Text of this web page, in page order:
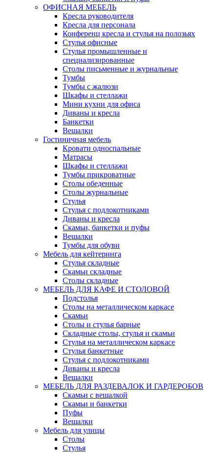
ОФИСНАЯ МЕБЕЛЬ
Кресла руководителя
Кресла для персонала
Конференц кресла и стулья на полозьях
Стулья офисные
Стулья промышленные и
специализированные
Столы письменные и журнальные
Тумбы
Тумбы с жалюзи
Шкафы и стеллажи
Мини кухни для офиса
Диваны и кресла
Банкетки
Вешалки
Гостиничная мебель
Кровати односпальные
Матрасы
Шкафы и стеллажи
Тумбы прикроватные
Столы обеденные
Столы журнальные
Стулья
Стулья с подлокотниками
Диваны и кресла
Скамьи, банкетки и пуфы
Вешалки
Тумбы для обуви
Мебель для кейтеринга
Стулья складные
Скамьи складные
Столы складные
МЕБЕЛЬ ДЛЯ КАФЕ И СТОЛОВОЙ
Подстолья
Столы на металлическом каркасе
Скамьи
Столы и стулья барные
Складные столы, стулья и скамьи
Стулья на металлическом каркасе
Стулья банкетные
Стулья с подлокотниками
Диваны и кресла
Вешалки
МЕБЕЛЬ ДЛЯ РАЗДЕВАЛОК И ГАРДЕРОБОВ
Скамьи с вешалкой
Скамьи и банкетки
Пуфы
Вешалки
Мебель для улицы
Столы
Стулья